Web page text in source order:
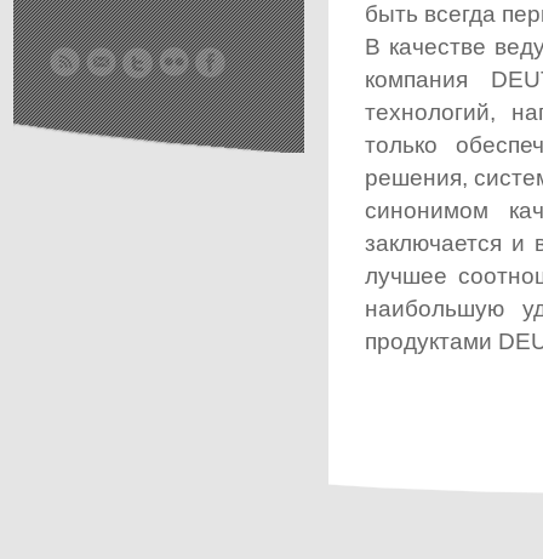
быть всегда
В качестве
компания
технологий,
только
решения,
синонимом
заключается и
лучшее
наибольшую
продуктами